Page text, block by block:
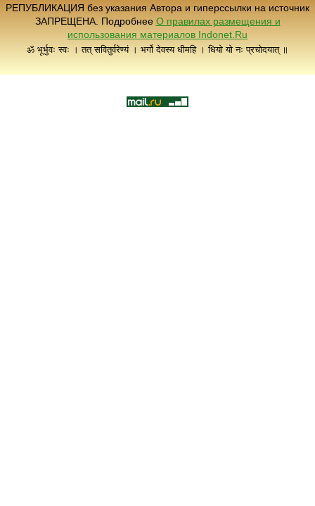
РЕПУБЛИКАЦИЯ без указания Автора и гиперссылки на источник
ЗАПРЕЩЕНА. Подробнее О правилах размещения и
использования материалов Indonet.Ru
ॐ भूर्भुवः स्वः । तत् सवितुर्वरेण्यं । भर्गो देवस्य धीमहि । धियो यो नः प्रचोदयात् ॥